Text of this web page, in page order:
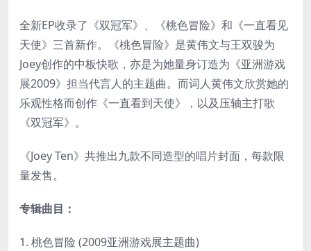
全新EP收录了《双冠军》、《桃色冒险》和《一直看见
天使》三首新作。《桃色冒险》是黄伟文与王双骏为
Joey创作的中板快歌，亦是为她量身订造为《亚洲游戏
展2009》担当代言人的主题曲。而词人黄伟文欣赏她的
乐观性格而创作《一直看到天使》，以及压轴主打歌
《双冠军》。
《Joey Ten》共推出九款不同造型的唱片封面，每款限
量发售。
专辑曲目：
1. 桃色冒险 (2009亚洲游戏展主题曲)